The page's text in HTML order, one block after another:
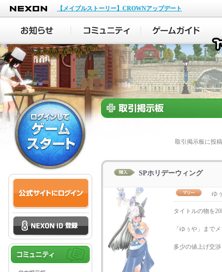
NEXON
【メイプルストーリー】CROWNアップデート
取引掲示板に投
SPホリデーウィング
ゆ
タイトルの物を
「ゆぅや」まで
多少の値上げ交